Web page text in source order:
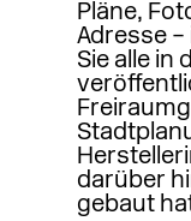
Pläne,
Adresse
Sie alle in
darüber
gebaut